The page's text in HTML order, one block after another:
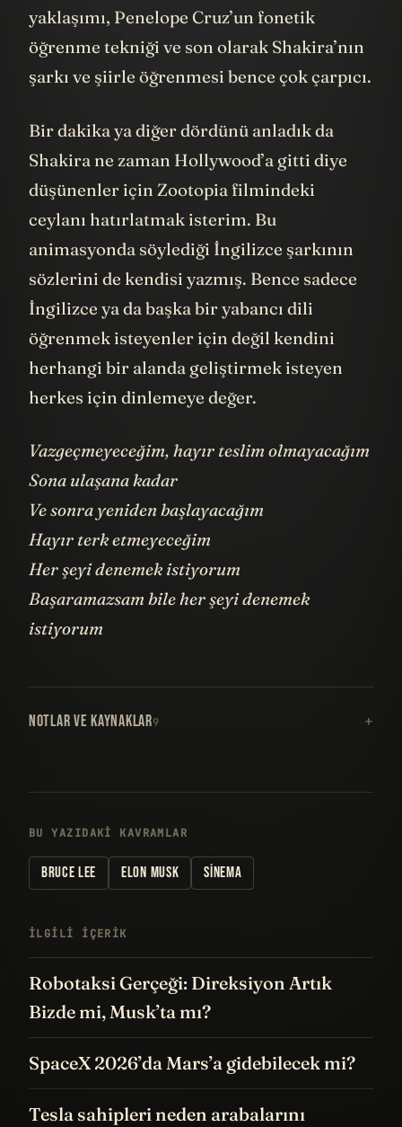
yaklaşımı, Penelope Cruz’un fonetik
öğrenme tekniği ve son olarak Shakira’nın
şarkı ve şiirle öğrenmesi bence çok çarpıcı.
Bir dakika ya diğer dördünü anladık da
Shakira ne zaman Hollywood’a gitti diye
düşünenler için Zootopia filmindeki
ceylanı hatırlatmak isterim. Bu
animasyonda söylediği İngilizce şarkının
sözlerini de kendisi yazmış. Bence sadece
İngilizce ya da başka bir yabancı dili
öğrenmek isteyenler için değil kendini
herhangi bir alanda geliştirmek isteyen
herkes için dinlemeye değer.
Vazgeçmeyeceğim, hayır teslim olmayacağım
Sona ulaşana kadar
Ve sonra yeniden başlayacağım
Hayır terk etmeyeceğim
Her şeyi denemek istiyorum
Başaramazsam bile her şeyi denemek
istiyorum
NOTLAR VE KAYNAKLAR9
BU YAZIDAKI KAVRAMLAR
BRUCE LEE ELON MUSK SINEMA
İLGILI IÇERIK
Robotaksi Gerçeği: Direksiyon Artık
Bizde mi, Musk’ta mı?
SpaceX 2026’da Mars’a gidebilecek mi?
Tesla sahipleri neden arabalarını